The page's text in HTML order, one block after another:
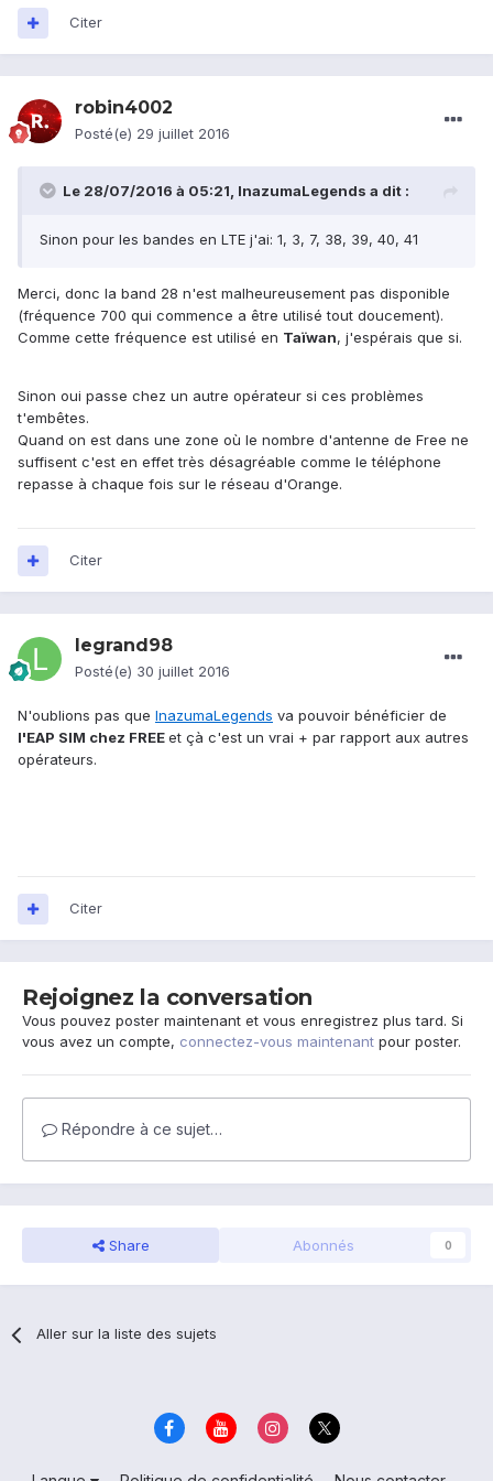
Avotre d'où cela peut venir ? Comment régler ça ?
J'aimerai profiter du forfait que je paye quand même.
J'ai évidemment appelé l’assistance mais cela n'a servi à
rien, ils m'ont juste fait faire ce que j'avais déjà fait c'est à
étant de construction chinoise pouvait ne pas être
compatible avec leurs fréquences. Sauf que bien sur que
que Free utilise.
Merci beaucoup d'avance... cela fait plus de 10h que je suis
sur ce problème.
Citer
robin4002
Posté(e) 29 juillet 2016
Le 28/07/2016 à 05:21, InazumaLegends a dit :
Sinon pour les bandes en LTE j'ai: 1, 3, 7, 38, 39, 40, 41
Merci, donc la band 28 n'est malheureusement pas disponible
(fréquence 700 qui commence a être utilisé tout doucement).
Comme cette fréquence est utilisé en Taïwan, j'espérais que si.
Sinon oui passe chez un autre opérateur si ces problèmes
t'embêtes.
Quand on est dans une zone où le nombre d'antenne de Free ne
suffisent c'est en effet très désagréable comme le téléphone
repasse à chaque fois sur le réseau d'Orange.
Citer
legrand98
Posté(e) 30 juillet 2016
N'oublions pas que InazumaLegends va pouvoir bénéficier de
l'EAP SIM chez FREEet çà c'est un vrai + par rapport aux autres
opérateurs.
Citer
Rejoignez la conversation
Vous pouvez poster maintenant et vous enregistrez plus tard. Si
vous avez un compte, connectez-vous maintenant pour poster.
Répondre à ce sujet…
Share Abonnés 0
Aller sur la liste des sujets